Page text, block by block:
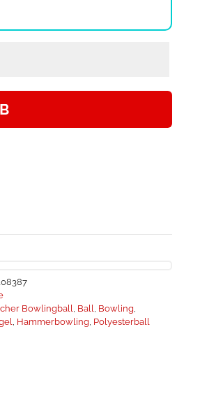
Bowlingball, Ball, Bowling,
, Hammerbowling, Polyesterball